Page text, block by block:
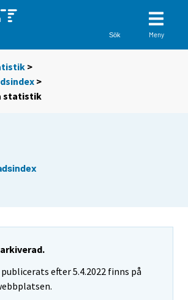
Sök Meny
>
>
statistik
efter 5.4.2022 finns på